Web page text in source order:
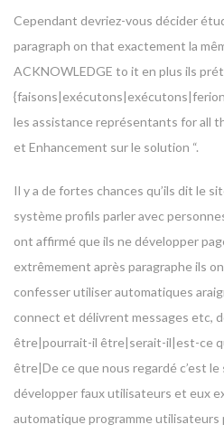
Cependant devriez-vous décider
paragraph on that exactement la
ACKNOWLEDGE to it en plus ils
les assistance représentants for all
et Enhancement sur le solution “.
Il y a de fortes chances qu’ils dit le
système profils parler avec
ont affirmé que ils ne développer
extrêmement après paragraphe ils
confesser utiliser automatiques
connect et délivrent messages etc,
être|pourrait-il être|serait-il|est-ce
être|De ce que nous regardé c’est
développer faux utilisateurs et eux
automatique programme utilisateurs